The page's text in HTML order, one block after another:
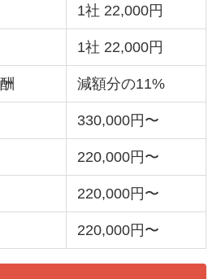
1社 22,000円
1社 22,000円
減額分の11%
330,000円〜
220,000円〜
220,000円〜
220,000円〜